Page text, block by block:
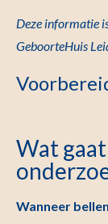
Deze informatie
GeboorteHuis
Wat
Wanneer bellen